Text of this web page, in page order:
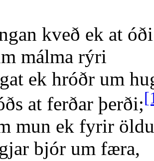
kveð ek at óði
málma rýri
ek hróðr um
at ferðar þerði;
mun ek fyrir
bjór um færa,